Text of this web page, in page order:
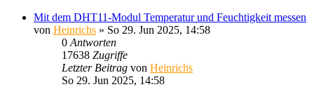
Mit dem DHT11-Modul Temperatur und Feuchtigkeit messen
von Heinrichs » So 29. Jun 2025, 14:58
0 Antworten
17638 Zugriffe
Letzter Beitrag von Heinrichs
So 29. Jun 2025, 14:58